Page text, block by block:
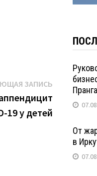
ЗАПИСЬ
запись:
19 у детей
От
в